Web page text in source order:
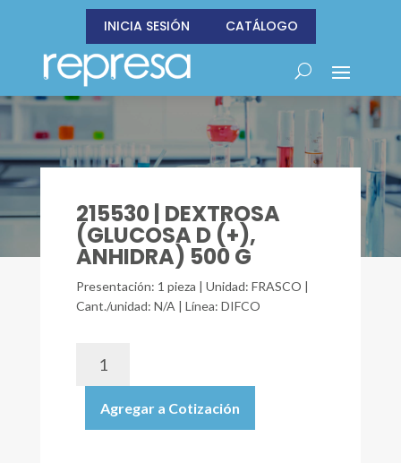
INICIA SESIÓN CATÁLOGO
215530 | DEXTROSA
(GLUCOSA D (+),
ANHIDRA) 500 G
Presentación: 1 pieza | Unidad: FRASCO |
Cant./unidad: N/A | Línea: DIFCO
(GLUCOSA
D
Agregar a Cotización